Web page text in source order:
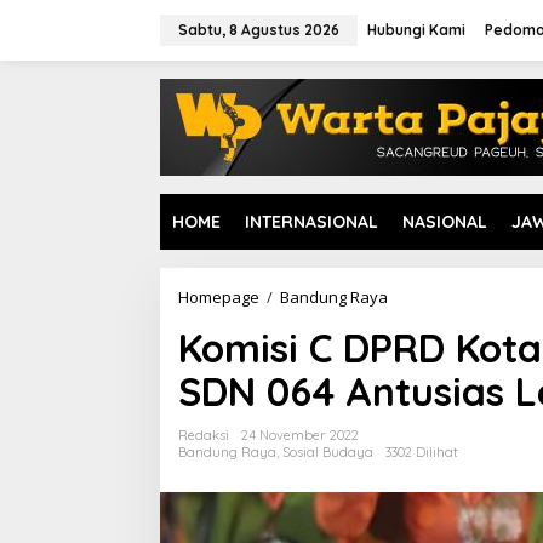
Sabtu, 8 Agustus 2026 Hubungi Kami
HOME INTERNASIONAL NASIONAL
Homepage / Bandung Raya
m
s
i
D
R
Komisi C DPRD
SDN 064 Antusias
Redaksi
24 November 2022
Bandung Raya, Sosial Budaya 3302 Dilihat